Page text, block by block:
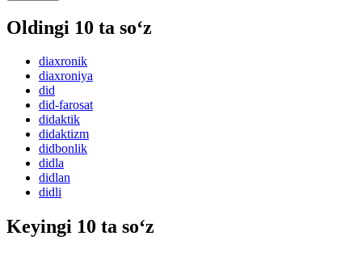
Oldingi 10 ta so‘z
diaxronik
diaxroniya
did
did-farosat
didaktik
didaktizm
didbonlik
didla
didlan
didli
Keyingi 10 ta so‘z